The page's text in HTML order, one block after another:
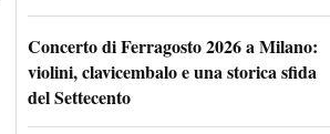
Concerto di Ferragosto 2026 a Milano:
violini, clavicembalo e una storica sfida
del Settecento